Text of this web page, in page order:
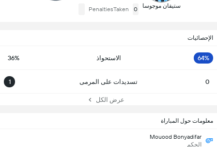
ستيفان موجوسا
0
PenaltiesTaken
الإحصائيات
64% الاستحواذ 36%
0 تسديدات على المرمى 1
عرض الكل
معلومات حول المباراة
Mouood Bonyadifar
الحكم